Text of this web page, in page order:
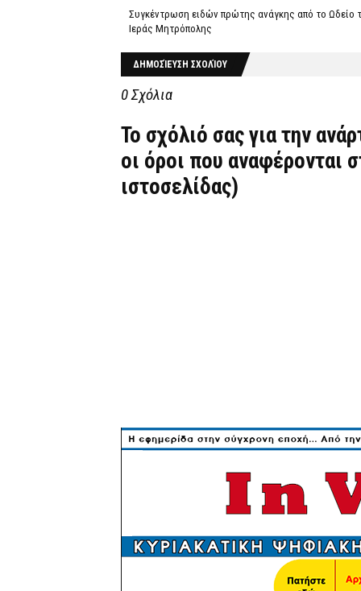
Συγκέντρωση ειδών πρώτης ανάγκης από το Ωδείο
Ιεράς Μητρόπολης
ΔΗΜΟΣΊΕΥΣΗ ΣΧΟΛΊΟΥ
0 Σχόλια
Το σχόλιό σας για την
οι όροι που αναφέρονται
ιστοσελίδας)